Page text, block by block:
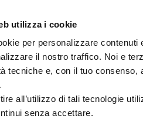
utilizza i cookie
per personalizzare
il nostro traffico. Noi e
tecniche e, con il tuo
all’utilizzo di tali tecnologie
senza accettare.
Lirica Musica